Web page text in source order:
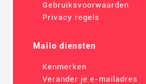
Gebruiksvoorwaarden
Privacy regels
Mailo diensten
Kenmerken
Verander je e-mailadres